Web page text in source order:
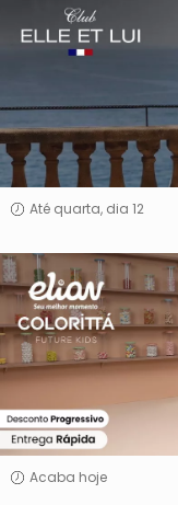
Até quarta, dia 12
Elian
&
Colorittá
Acaba hoje